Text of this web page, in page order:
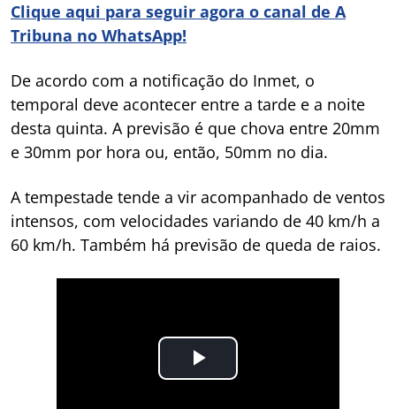
Clique aqui para seguir agora o canal de A
Tribuna no WhatsApp!
De acordo com a notificação do Inmet, o
temporal deve acontecer entre a tarde e a noite
desta quinta. A previsão é que chova entre 20mm
e 30mm por hora ou, então, 50mm no dia.
A tempestade tende a vir acompanhado de ventos
intensos, com velocidades variando de 40 km/h a
60 km/h. Também há previsão de queda de raios.